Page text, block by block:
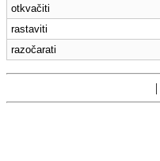
otkvačiti
rastaviti
razočarati
|